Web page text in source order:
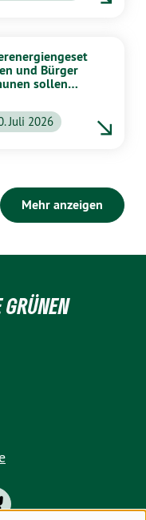
und Bürger
sollen
Juli 2026
Mehr anzeigen